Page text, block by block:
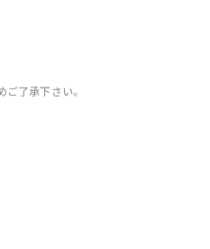
了承下さい。